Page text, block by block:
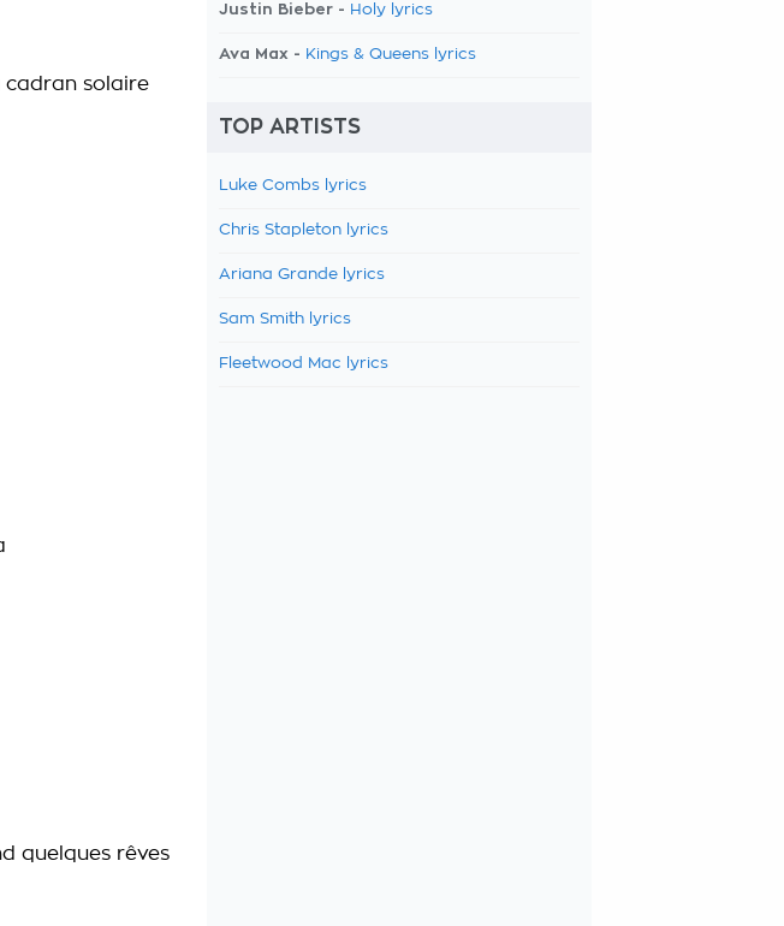
cadran solaire
quelques rêves
Justin Bieber - Holy lyrics
Ava Max - Kings & Queens lyrics
TOP ARTISTS
Luke Combs lyrics
Chris Stapleton lyrics
Ariana Grande lyrics
Sam Smith lyrics
Fleetwood Mac lyrics